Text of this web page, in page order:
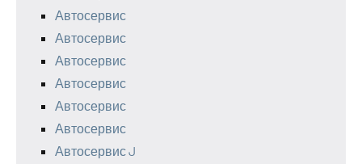
Автосервис
Автосервис
Автосервис
Автосервис
Автосервис
Автосервис
Автосервис J